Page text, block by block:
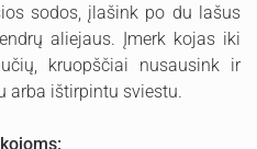
sodos, įlašink po du lašus
aliejaus. Įmerk kojas iki
kruopščiai nusausink ir
arba ištirpintu sviestu.